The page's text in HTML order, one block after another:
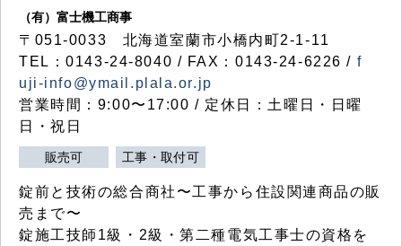
（有）富士機工商事
〒051-0033 北海道室蘭市小橋内町2-1-11
TEL：0143-24-8040 / FAX：0143-24-6226 / f
uji-info@ymail.plala.or.jp
営業時間：9:00〜17:00 / 定休日：土曜日・日曜
日・祝日
販売可 工事・取付可
錠前と技術の総合商社〜工事から住設関連商品の販
売まで〜
錠施工技師1級・2級・第二種電気工事士の資格を